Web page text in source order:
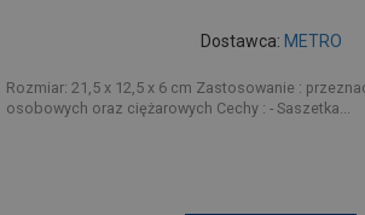
Dostawca: METRO
Rozmiar: 21,5 x 12,5 x 6 cm Zastosowanie :
osobowych oraz ciężarowych Cechy : - Saszetka...